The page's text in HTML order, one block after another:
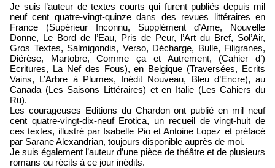
Je suis l’auteur de textes courts qui furent publiés depuis mil
neuf cent quatre-vingt-quinze dans des revues littéraires en
France (Supérieur Inconnu, Supplément d’Ame, Nouvelle
Donne, Le Bord de l’Eau, Pris de Peur, l’Art du Bref, Sol’Air,
Gros Textes, Salmigondis, Verso, Décharge, Bulle, Filigranes,
Diérèse, Martobre, Comme ça et Autrement, (Cahier d’)
Ecritures, La Nef des Fous), en Belgique (Traversées, Ecrits
Vains, L’Arbre à Plumes, Inédit Nouveau, Bleu d’Encre), au
Canada (Les Saisons Littéraires) et en Italie (Les Cahiers du
Ru).
Les courageuses Editions du Chardon ont publié en mil neuf
cent quatre-vingt-dix-neuf Erotica, un recueil de vingt-huit de
ces textes, illustré par Isabelle Pio et Antoine Lopez et préfacé
par Sarane Alexandrian, toujours disponible auprès de moi.
Je suis également l’auteur d’une pièce de théâtre et de plusieurs
romans ou récits à ce jour inédits.